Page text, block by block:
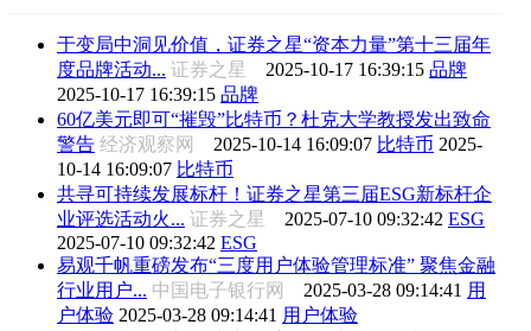
于变局中洞见价值，证券之星“资本力量”第十三届年
度品牌活动... 证券之星 2025-10-17 16:39:15 品牌
2025-10-17 16:39:15 品牌
60亿美元即可“摧毁”比特币？杜克大学教授发出致命
警告 经济观察网 2025-10-14 16:09:07 比特币 2025-
10-14 16:09:07 比特币
共寻可持续发展标杆！证券之星第三届ESG新标杆企
业评选活动火... 证券之星 2025-07-10 09:32:42 ESG
2025-07-10 09:32:42 ESG
易观千帆重磅发布“三度用户体验管理标准” 聚焦金融
行业用户... 中国电子银行网 2025-03-28 09:14:41 用
户体验 2025-03-28 09:14:41 用户体验